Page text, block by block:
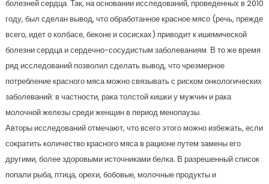
болезней сердца. Так, на основании исследований, проведенных в 2010
году, был сделан вывод, что обработанное красное мясо (речь, прежде
всего, идет о колбасе, беконе и сосисках) приводит к ишемической
болезни сердца и сердечно-сосудистым заболеваниям. В то же время
ряд исследований позволил сделать вывод, что чрезмерное
потребление красного мяса можно связывать с риском онкологических
заболеваний: в частности, рака толстой кишки у мужчин и рака
молочной железы среди женщин в период менопаузы.
Авторы исследований отмечают, что всего этого можно избежать, если
сократить количество красного мяса в рационе путем замены его
другими, более здоровыми источниками белка. В разрешенный список
попали рыба, птица, орехи, бобовые, молочные продукты и